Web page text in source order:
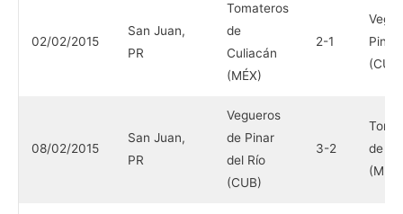
02/02/2015
San Juan,
PR
Tomateros
de
Culiacán
(MÉX)
2-1
Pinar
(CUB)
08/02/2015
San Juan,
PR
Vegueros
de Pinar
del Río
(CUB)
3-2
de
(MÉX)